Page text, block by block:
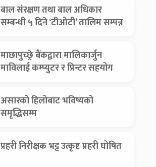
बाल संरक्षण तथा बाल अधिकार
सम्बन्धी ५ दिने ‘टीओटी’ तालिम सम्पन्न
माछापुच्छ्रे बैंकद्वारा मालिकार्जुन
माविलाई कम्प्युटर र प्रिन्टर सहयोग
असारको हिलोबाट भविष्यको
समृद्धिसम्म
प्रहरी निरीक्षक भट्ट उत्कृष्ट प्रहरी घोषित